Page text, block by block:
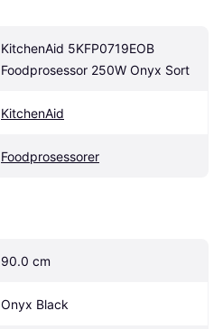
KitchenAid 5KFP0719EOB
Foodprosessor 250W Onyx Sort
KitchenAid
Foodprosessorer
90.0 cm
Onyx Black